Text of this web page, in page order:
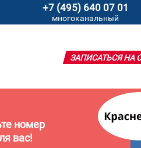
+7 (495) 640 07 01
многоканальный
ЗАПИСАТЬСЯ НА
номер
вас!